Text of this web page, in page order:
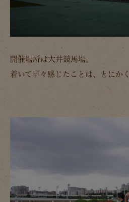
開催場所は大井競馬場。
着いて早々感じたことは、とにか